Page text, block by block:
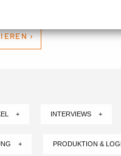
›
+ INTERVIEWS +
+ PRODUKTION &